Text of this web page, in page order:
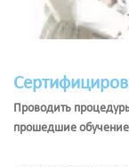
Проводить
прошедшие